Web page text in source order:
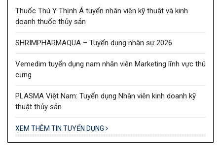
Thuốc Thú Y Thịnh Á tuyển nhân viên kỹ thuật và kinh
doanh thuốc thủy sản
SHRIMPHARMAQUA – Tuyển dụng nhân sự 2026
Vemedim tuyển dụng nam nhân viên Marketing lĩnh vực thú
cưng
PLASMA Việt Nam: Tuyển dụng Nhân viên kinh doanh kỹ
thuật thủy sản
XEM THÊM TIN TUYỂN DỤNG